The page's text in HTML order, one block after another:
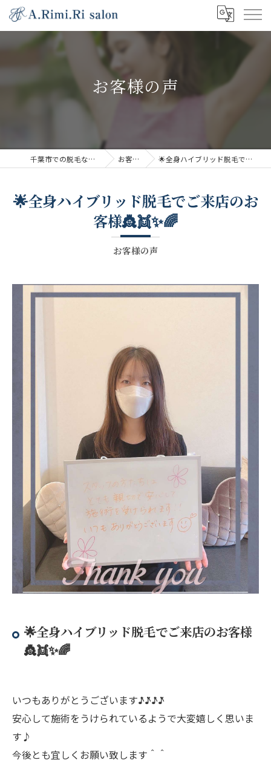
お客様の声
千葉市での脱毛ならA.Rimi.Ri salon お客様の声 🌟全身ハイブリッド脱毛でご来店のお客様👸👯✨🌈
お客様の声
🌟全身ハイブリッド脱毛でご来店のお
客様👸👯✨🌈
🌟全身ハイブリッド脱毛でご来店のお客様
👸👯✨🌈
いつもありがとうございます♪̊̈♪̆̈♪̊̈♪̆̈
安心して施術をうけられているようで大変嬉しく思いま
す♪
今後とも宜しくお願い致します＾＾